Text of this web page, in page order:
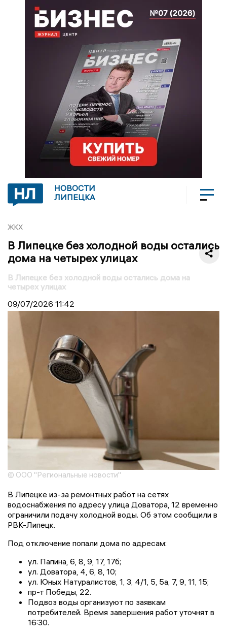
НОВОСТИ
ЛИПЕЦКА
ЖКХ
В Липецке без холодной воды остались
дома на четырех улицах
В Липецке без холодной воды остались дома на
четырех улицах
09/07/2026 11:42
© ООО "Региональные новости"
В Липецке из-за ремонтных работ на сетях
водоснабжения по адресу улица Доватора, 12 временно
ограничили подачу холодной воды. Об этом сообщили в
РВК-Липецк.
Под отключение попали дома по адресам:
ул. Папина, 6, 8, 9, 17, 17б;
ул. Доватора, 4, 6, 8, 10;
ул. Юных Натуралистов, 1, 3, 4/1, 5, 5а, 7, 9, 11, 15;
пр-т Победы, 22.
Подвоз воды организуют по заявкам
потребителей. Время завершения работ уточнят в
16:30.